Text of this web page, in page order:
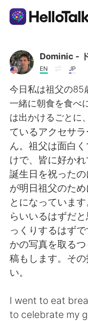
語学交換アプリ
AI Grammar
日本語
English
繁體中文
العربية
Deutsch
Русский
Türkçe
Dominic -
EN JP
今日私は祖父の85
一緒に朝食を食べ
は出かけるごとに
ているアクセサ
ん。祖父は面白
けで、皆に好か
誕生日を祝った
が明日祖父のた
とになっていま
らいいるはずだ
っくりするはず
かの写真を取る
稿もします。そ
い。
I went to eat
to celebrate my